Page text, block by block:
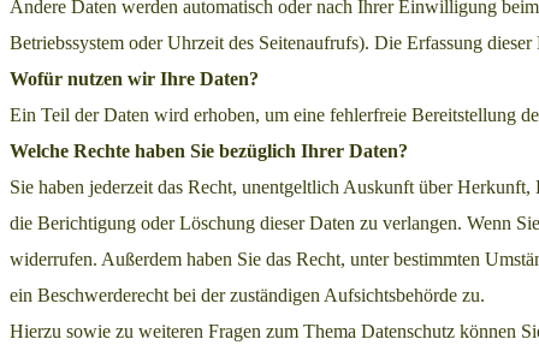
Andere Daten werden automatisch oder nach Ihrer Einwilligung
Betriebssystem oder Uhrzeit des Seitenaufrufs). Die Erfassung
Wofür nutzen wir Ihre Daten?
Ein Teil der Daten wird erhoben, um eine fehlerfreie Bereitstellung
Welche Rechte haben Sie bezüglich Ihrer Daten?
Sie haben jederzeit das Recht, unentgeltlich Auskunft über
die Berichtigung oder Löschung dieser Daten zu verlangen. Wenn
widerrufen. Außerdem haben Sie das Recht, unter bestimmten
ein Beschwerderecht bei der zuständigen Aufsichtsbehörde zu.
Hierzu sowie zu weiteren Fragen zum Thema Datenschutz können